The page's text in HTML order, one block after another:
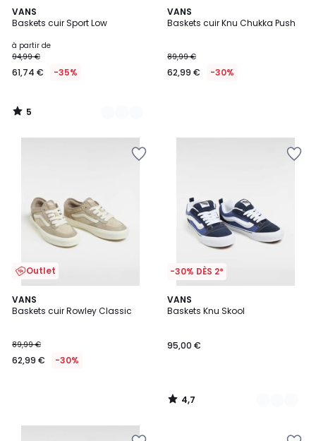
VANS
Baskets cuir Sport Low
à partir de
94,99 €
61,74 € -35%
5
/
4
Couleurs
5
/
VANS
Baskets cuir Knu Chukka Push
89,99 €
62,99 € -30%
Outlet
VANS
Baskets cuir Rowley Classic
89,99 €
62,99 € -30%
-30% DÈS 2*
VANS
Baskets Knu Skool
95,00 €
4,7
/ 5
2
Couleurs
4,7
/